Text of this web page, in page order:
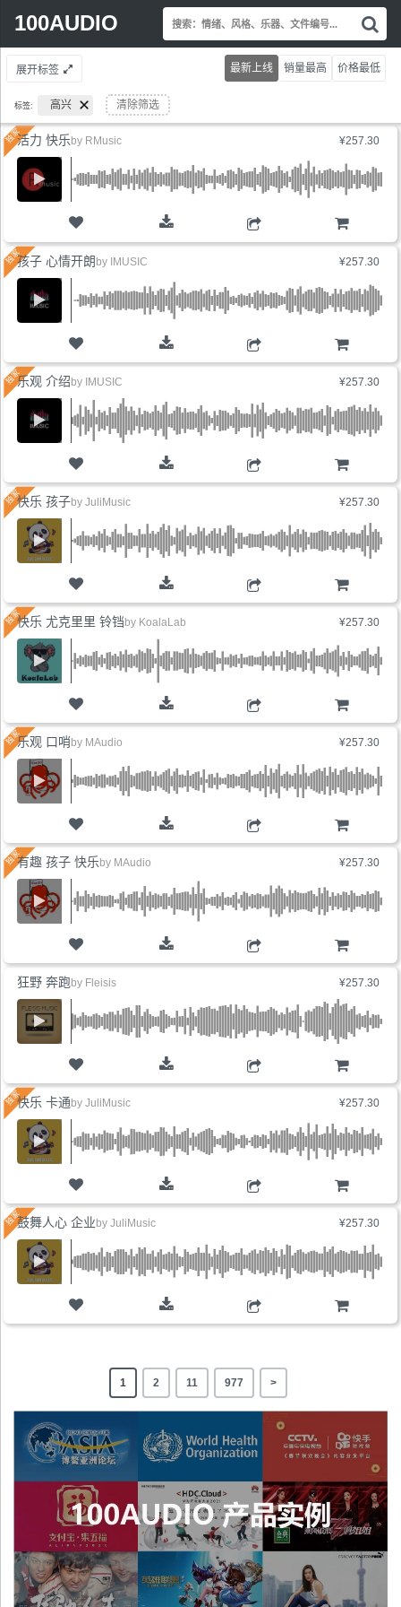
100AUDIO
Search
索
情
绪
乐
文
件
展开标签
标签: 高兴 清除筛选
最新上线 销量最高 价格最低
¥257.30
活力 快乐 by RMusic
¥257.30
购物车
孩子 心情开朗 by IMUSIC
¥257.30
购物车
乐观 介绍 by IMUSIC
¥257.30
购物车
快乐 孩子by JuliMusic
¥257.30
购物车
快乐 尤克里里 铃铛 by KoalaLab
¥257.30
购物车
乐观 口哨 by MAudio
¥257.30
购物车
有趣 孩子 快乐 by MAudio
¥257.30
购物车
狂野 奔跑 by Fleisis
¥257.30
购物车
快乐 卡通 by JuliMusic
¥257.30
购物车
鼓舞人心 企业 by JuliMusic
1 2 11 977 >